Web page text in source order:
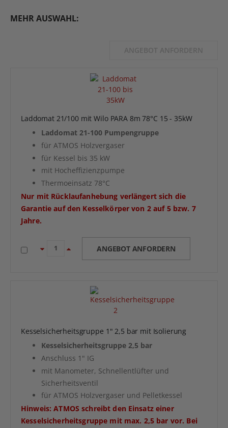
MEHR AUSWAHL:
ANGEBOT ANFORDERN
Laddomat 21/100 mit Wilo PARA 8m 78°C 15 - 35kW
Laddomat 21-100 Pumpengruppe
für ATMOS Holzvergaser
für Kessel bis 35 kW
mit Hocheffizienzpumpe
Thermoeinsatz 78°C
Nur mit Rücklaufanhebung verlängert sich die
Garantie auf den Kesselkörper von 2 auf 5 bzw. 7
Jahre.
ANGEBOT ANFORDERN
Kesselsicherheitsgruppe 1" 2,5 bar mit Isolierung
Kesselsicherheitsgruppe 2,5 bar
Anschluss 1" IG
mit Manometer, Schnellentlüfter und
Sicherheitsventil
für ATMOS Holzvergaser und Pelletkessel
Hinweis: ATMOS schreibt den Einsatz einer
Kesselsicherheitsgruppe mit max. 2,5 bar vor. Bei